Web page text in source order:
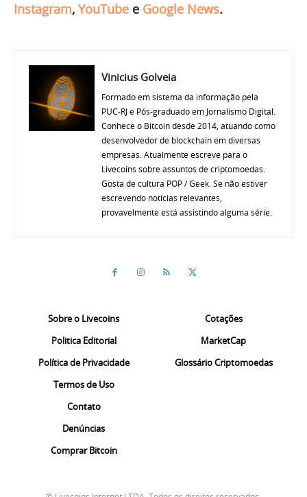
Instagram, YouTube e Google News.
Vinicius Golveia
Formado em sistema da informação pela
PUC-RJ e Pós-graduado em Jornalismo Digital.
Conhece o Bitcoin desde 2014, atuando como
desenvolvedor de blockchain em diversas
empresas. Atualmente escreve para o
Livecoins sobre assuntos de criptomoedas.
Gosta de cultura POP / Geek. Se não estiver
escrevendo notícias relevantes,
provavelmente está assistindo alguma série.
Sobre o Livecoins
Politica Editorial
Política de Privacidade
Termos de Uso
Contato
Denúncias
Comprar Bitcoin
Cotações
MarketCap
Glossário Criptomoedas